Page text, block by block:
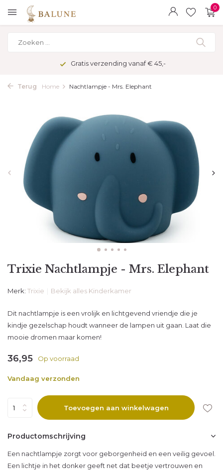
0
Gratis verzending vanaf € 45,-
Terug Home Nachtlampje - Mrs. Elephant
Trixie Nachtlampje - Mrs. Elephant
Merk: Trixie Bekijk alles Kinderkamer
Dit nachtlampje is een vrolijk en lichtgevend vriendje die je
kindje gezelschap houdt wanneer de lampen uit gaan. Laat die
mooie dromen maar komen!
36,95 Op voorraad
Vandaag verzonden
Toevoegen aan winkelwagen
Productomschrijving
Een nachtlampje zorgt voor geborgenheid en een veilig gevoel.
Een lichtje in het donker geeft net dat beetje vertrouwen en